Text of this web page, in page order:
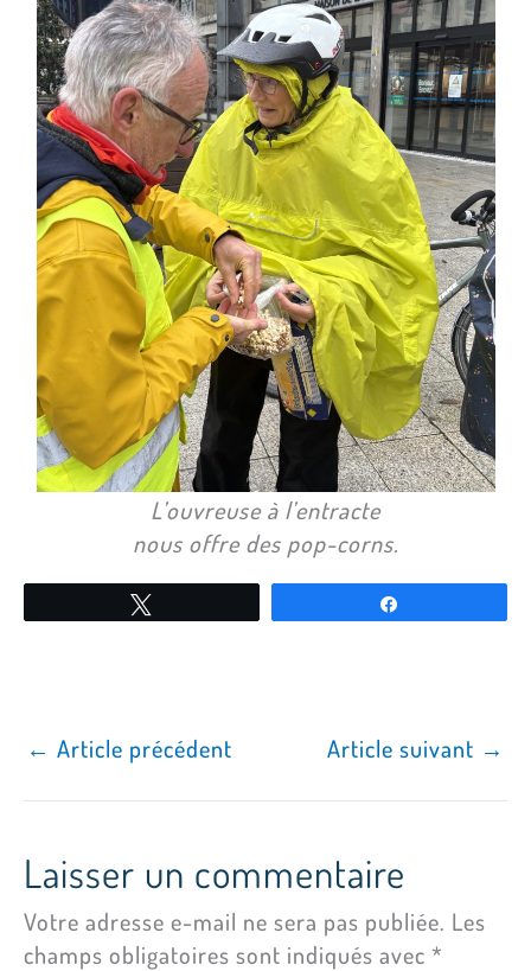
L’ouvreuse à l’entracte
nous offre des pop-corns.
← Article précédent Article suivant →
Laisser un commentaire
Votre adresse e-mail ne sera pas publiée. Les
champs obligatoires sont indiqués avec *